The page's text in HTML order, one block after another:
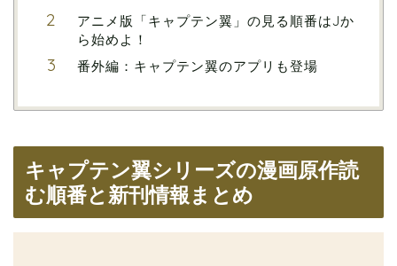
アニメ版「キャプテン翼」の見る順番はJか
ら始めよ！
番外編：キャプテン翼のアプリも登場
キャプテン翼シリーズの漫画原作読
む順番と新刊情報まとめ